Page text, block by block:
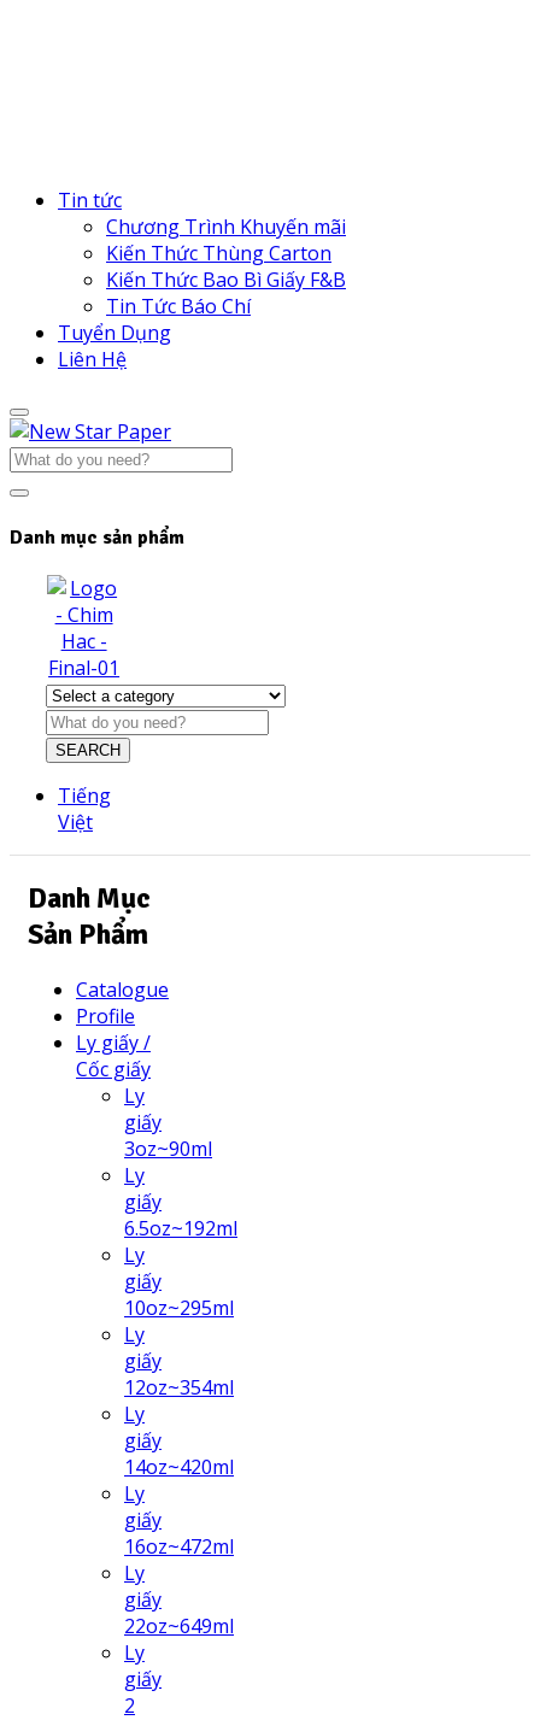
Tin tức
Chương Trình Khuyến mãi
Kiến Thức Thùng Carton
Kiến Thức Bao Bì Giấy F&B
Tin Tức Báo Chí
Tuyển Dụng
Liên Hệ
Danh mục sản phẩm
SEARCH
Tiếng
Việt
Danh Mục
Sản Phẩm
Catalogue
Profile
Ly giấy /
Cốc giấy
Ly
giấy
3oz~90ml
Ly
giấy
6.5oz~192ml
Ly
giấy
10oz~295ml
Ly
giấy
12oz~354ml
Ly
giấy
14oz~420ml
Ly
giấy
16oz~472ml
Ly
giấy
22oz~649ml
Ly
giấy
2